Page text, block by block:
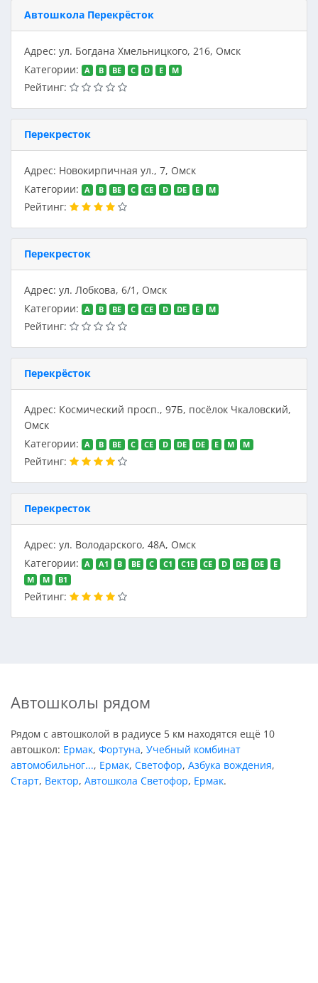
Автошкола Перекрёсток
Адрес: ул. Богдана Хмельницкого, 216, Омск
Категории:
A B BE C D E M
Рейтинг:
Перекресток
Адрес: Новокирпичная ул., 7, Омск
Категории:
A B BE C CE D DE E M
Рейтинг:
Перекресток
Адрес: ул. Лобкова, 6/1, Омск
Категории:
A B BE C CE D DE E M
Рейтинг:
Перекрёсток
Адрес: Космический просп., 97Б, посёлок Чкаловский,
Омск
Категории:
A B BE C CE D DE DE E M M
Рейтинг:
Перекресток
Адрес: ул. Володарского, 48А, Омск
Категории:
A A1 B BE C C1 C1E CE D DE DE
E
M
M В1
Рейтинг:
Автошколы рядом
Рядом с автошколой в радиусе 5 км находятся ещё 10
автошкол: Ермак, Фортуна, Учебный комбинат
автомобильног..., Ермак, Светофор, Азбука вождения,
Старт, Вектор, Автошкола Светофор, Ермак.